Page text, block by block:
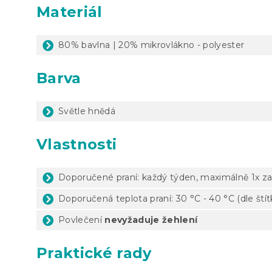
Materiál
80% bavlna | 20% mikrovlákno - polyester
Barva
Světle hnědá
Vlastnosti
Doporučené praní: každý týden, maximálně 1x
Doporučená teplota praní: 30 °C - 40 °C (dle
Povlečení nevyžaduje žehlení
Praktické rady